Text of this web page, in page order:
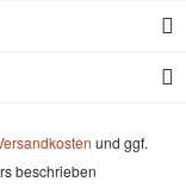
und ggf.
beschrieben